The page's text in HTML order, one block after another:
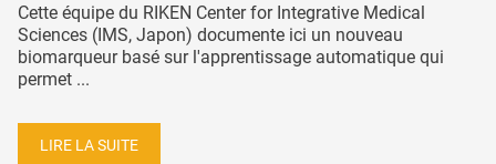
Cette équipe du RIKEN Center for Integrative Medical
Sciences (IMS, Japon) documente ici un nouveau
biomarqueur basé sur l'apprentissage automatique qui
permet ...
LIRE LA SUITE